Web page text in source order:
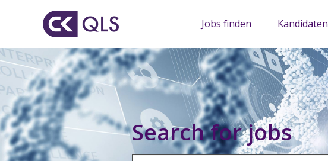
Jobs finden Kandidaten
Search for jobs